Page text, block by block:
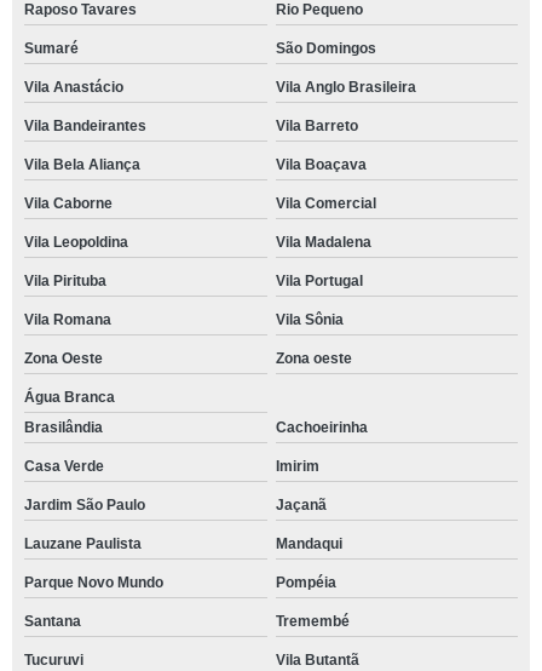
Raposo Tavares Rio Pequeno
Sumaré São Domingos
Vila Anastácio Vila Anglo Brasileira
Vila Bandeirantes Vila Barreto
Vila Bela Aliança Vila Boaçava
Vila Caborne Vila Comercial
Vila Leopoldina Vila Madalena
Vila Pirituba Vila Portugal
Vila Romana Vila Sônia
Zona Oeste Zona oeste
Água Branca
Brasilândia
Cachoeirinha
Casa Verde Imirim
Jardim São Paulo Jaçanã
Lauzane Paulista Mandaqui
Parque Novo Mundo Pompéia
Santana Tremembé
Tucuruvi Vila Butantã